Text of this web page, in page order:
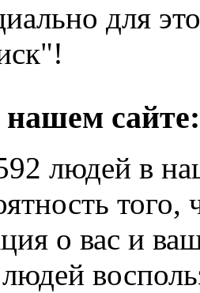
для
сайте:
людей в
того,
о вас и
людей